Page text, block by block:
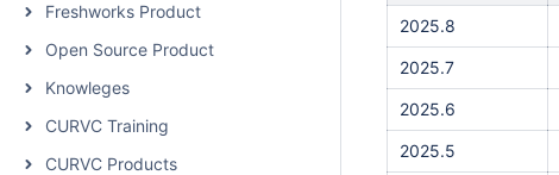
Freshworks Product
Open Source Product
Knowleges
CURVC Training
CURVC Products
2025.8
2025.7
2025.6
2025.5